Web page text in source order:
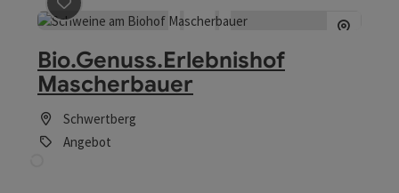
Beitrag merken: Bio.Genuss.Erlebnishof Mascherbauer
Bio.Genuss.Erlebnishof
Mascherbauer
Schwertberg
Angebot